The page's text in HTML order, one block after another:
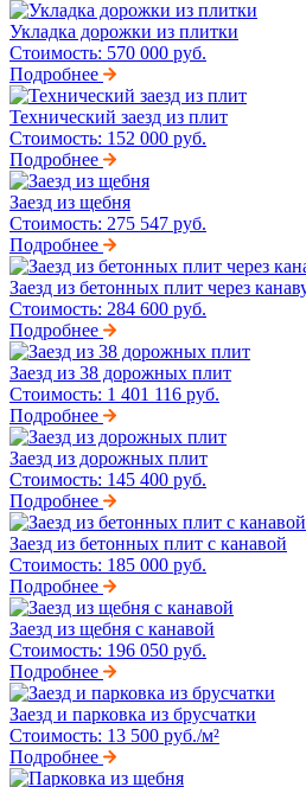
Укладка дорожки из плитки
Стоимость: 570 000 руб.
Подробнее
Технический заезд из плит
Стоимость: 152 000 руб.
Подробнее
Заезд из щебня
Стоимость: 275 547 руб.
Подробнее
Заезд из бетонных плит через
Стоимость: 284 600 руб.
Подробнее
Заезд из 38 дорожных плит
Стоимость: 1 401 116 руб.
Подробнее
Заезд из дорожных плит
Стоимость: 145 400 руб.
Подробнее
Заезд из бетонных плит с канавой
Стоимость: 185 000 руб.
Подробнее
Заезд из щебня с канавой
Стоимость: 196 050 руб.
Подробнее
Заезд и парковка из брусчатки
Стоимость: 13 500 руб./м²
Подробнее